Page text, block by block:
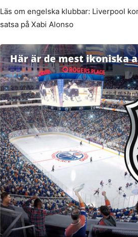
Läs om engelska klubbar: Liverpool
satsa på Xabi Alonso